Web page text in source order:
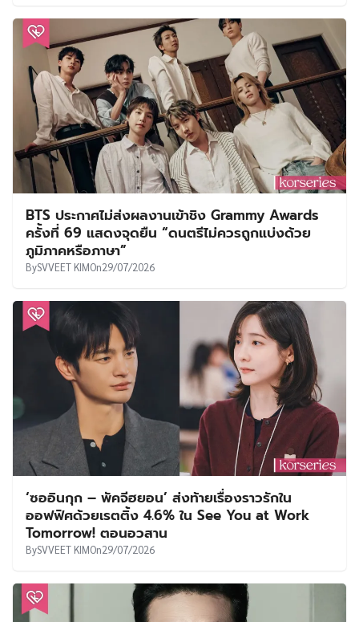
BTS ประกาศไม่ส่งผลงานเข้าชิง Grammy Awards
ครั้งที่ 69 แสดงจุดยืน “ดนตรีไม่ควรถูกแบ่งด้วย
ภูมิภาคหรือภาษา”
BySVVEET KIMOn29/07/2026
‘ซออินกุก – พัคจีฮยอน’ ส่งท้ายเรื่องราวรักใน
ออฟฟิศด้วยเรตติ้ง 4.6% ใน See You at Work
Tomorrow! ตอนอวสาน
BySVVEET KIMOn29/07/2026